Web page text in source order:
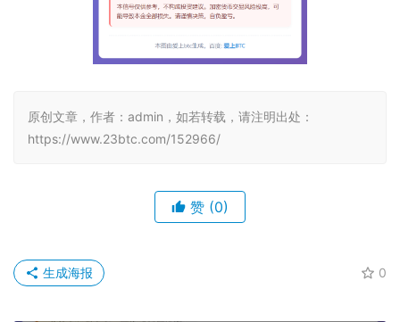
原创文章，作者：admin，如若转载，请注明出处：
https://www.23btc.com/152966/
赞 (0)
0
生成海报